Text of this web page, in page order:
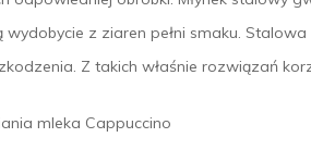
wydobycie z ziaren pełni smaku.
Z takich właśnie rozwiązań
mleka Cappuccino